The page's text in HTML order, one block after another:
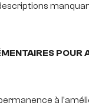
POUR
à